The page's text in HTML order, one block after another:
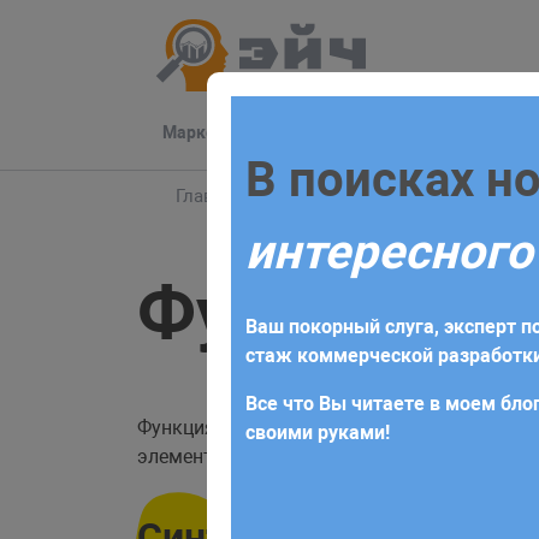
Маркетинг
Главная Блог PHP Справочник PHP
Функция
Функция array_chunk разбивает
элементов в каждом подмассиве.
Заполните
Для начала сотрудничества
получите коммерческое
требований и поставленных
В поисках
Ваш покорный слуга, эксперт
стаж коммерческой
Все что Вы читаете в моем
своими руками!